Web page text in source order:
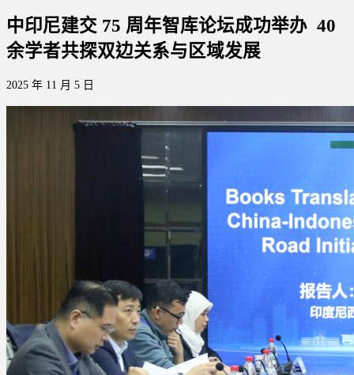
中印尼建交 75 周年智库论坛成功举办 40
余学者共探双边关系与区域发展
2025 年 11 月 5 日